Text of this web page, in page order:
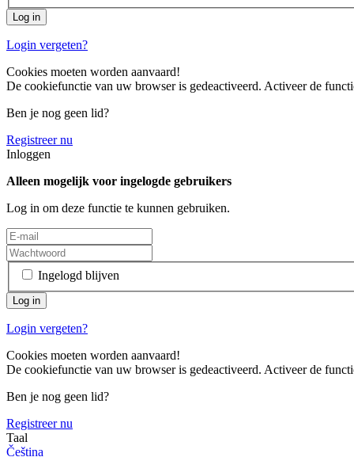
Login vergeten?
Cookies moeten worden aanvaard!
De cookiefunctie van uw browser is gedeactiveerd. Activeer de
Ben je nog geen lid?
Registreer nu
Inloggen
Alleen mogelijk voor ingelogde gebruikers
Log in om deze functie te kunnen gebruiken.
Ingelogd blijven
Login vergeten?
Cookies moeten worden aanvaard!
De cookiefunctie van uw browser is gedeactiveerd. Activeer de
Ben je nog geen lid?
Registreer nu
Taal
Čeština